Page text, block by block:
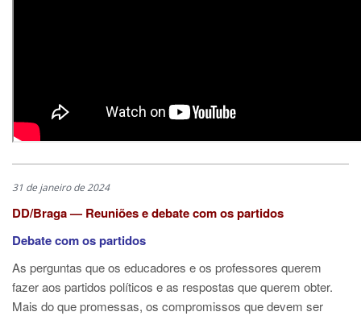
31 de janeiro de 2024
DD/Braga — Reuniões e debate com os partidos
Debate com os partidos
As perguntas que os educadores e os professores querem
fazer aos partidos políticos e as respostas que querem obter.
Mais do que promessas, os compromissos que devem ser